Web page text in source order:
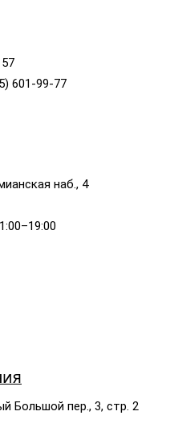
601-99-77
наб., 4
Большой пер., 3, стр. 2